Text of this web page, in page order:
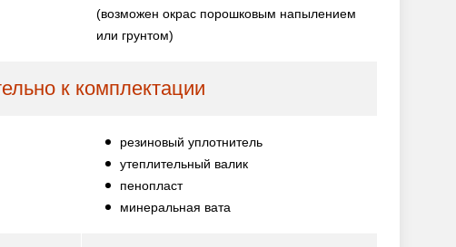
(возможен окрас порошковым напылением
или грунтом)
к комплектации
резиновый уплотнитель
утеплительный валик
пенопласт
минеральная вата